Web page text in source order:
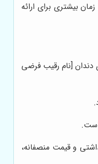
را به سرعت و با دقت بالا ارائه می‌دهد، در حالی که مرکز رادیولوژی دندان دکتر [نام رقیب فرضی 1] زمان بیشتری برای ارائه
دندان [نام رقیب فرضی
و قیمت منصفانه،